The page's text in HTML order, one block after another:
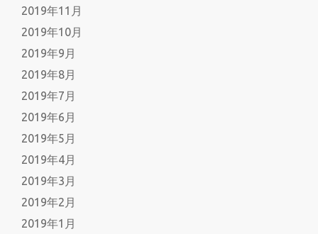
2019年11月
2019年10月
2019年9月
2019年8月
2019年7月
2019年6月
2019年5月
2019年4月
2019年3月
2019年2月
2019年1月